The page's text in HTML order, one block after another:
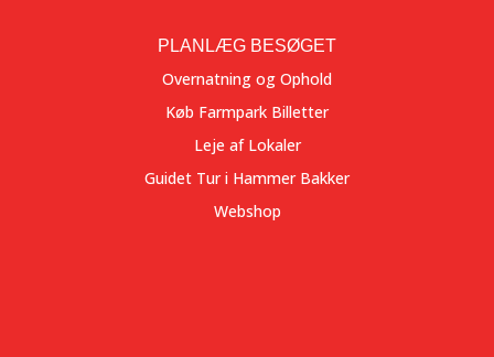
PLANLÆG BESØGET
Overnatning og Ophold
Køb Farmpark Billetter
Leje af Lokaler
Guidet Tur i Hammer Bakker
Webshop